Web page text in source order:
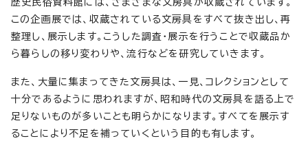
歴史民俗資料館には、さまざまな文房具が収蔵されています。
この企画展では、収蔵されている文房具をすべて抜き出し、再
整理し、展示します。こうした調査・展示を行うことで収蔵品か
ら暮らしの移り変わりや、流行などを研究していきます。
また、大量に集まってきた文房具は、一見、コレクションとして
十分であるように思われますが、昭和時代の文房具を語る上で
足りないものが多いことも明らかになります。すべてを展示す
ることにより不足を補っていくという目的も有します。